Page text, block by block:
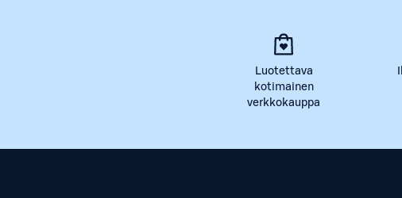
Luotettava
kotimainen
verkkokauppa